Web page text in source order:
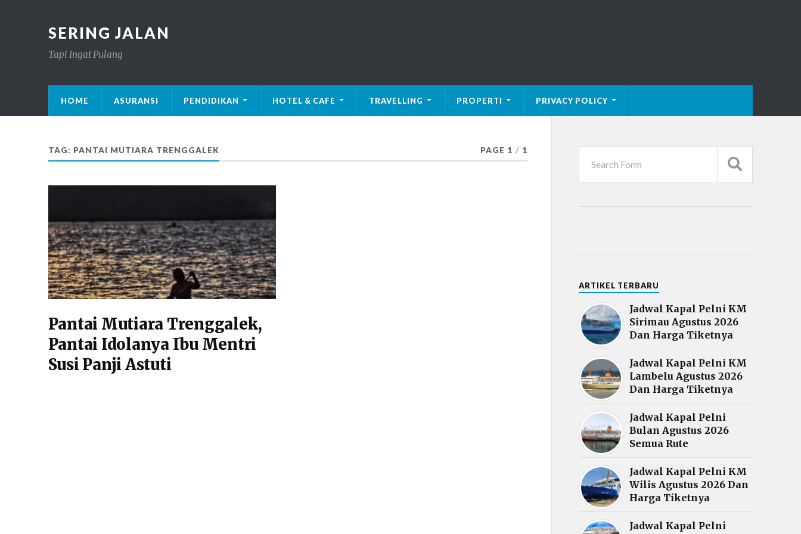
SERING JALAN
Tapi Ingat Pulang
HOME ASURANSI PENDIDIKAN HOTEL & CAFE TRAVELLING PROPERTI PRIVACY POLICY
TAG: PANTAI MUTIARA TRENGGALEK PAGE 1 / 1
Pantai Mutiara Trenggalek,
Pantai Idolanya Ibu Mentri
Susi Panji Astuti
ARTIKEL TERBARU
Jadwal Kapal Pelni KM
Sirimau Agustus 2026
Dan Harga Tiketnya
Jadwal Kapal Pelni KM
Lambelu Agustus 2026
Dan Harga Tiketnya
Jadwal Kapal Pelni
Bulan Agustus 2026
Semua Rute
Jadwal Kapal Pelni KM
Wilis Agustus 2026 Dan
Harga Tiketnya
Jadwal Kapal Pelni